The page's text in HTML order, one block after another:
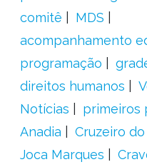
comitê
MDS
acompanhamento
programação
direitos humanos
Notícias
primeiros
Anadia
Cruzeiro do
Joca Marques